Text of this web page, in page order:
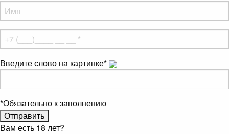
Введите слово на картинке*
*Обязательно к заполнению
Вам есть 18 лет?